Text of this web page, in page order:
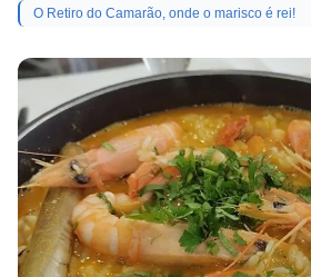
O Retiro do Camarão, onde o marisco é rei!